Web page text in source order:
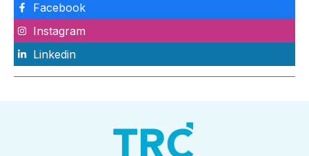
Facebook
Instagram
Linkedin